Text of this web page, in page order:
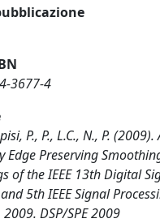
3677-4
P., P., L.C., N., P.
Edge Preserving
of the IEEE 13th Digital
5th IEEE Signal
DSP/SPE 2009